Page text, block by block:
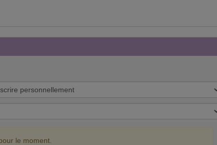
le moment.